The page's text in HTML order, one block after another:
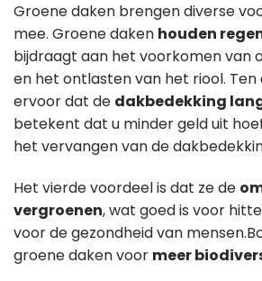
Groene daken brengen diverse
mee. Groene daken houden
bijdraagt aan het voorkomen van
en het ontlasten van het riool. Ten
ervoor dat de dakbedekking
betekent dat u minder geld uit
het vervangen van de
Het vierde voordeel is dat ze de
vergroenen, wat goed is voor
voor de gezondheid van
groene daken voor meer